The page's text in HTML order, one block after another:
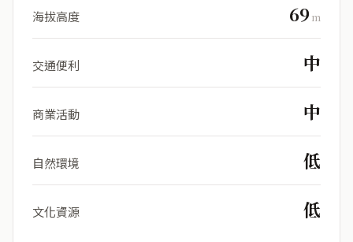
海拔高度 69m
交通便利 中
商業活動 中
自然環境 低
文化資源 低